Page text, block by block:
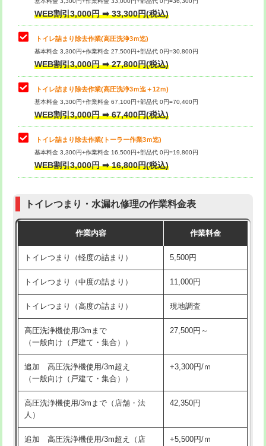
WEB割引3,000円 ➡ 33,300円(税込)
トイレ詰まり除去作業(高圧洗浄3ｍ迄)
基本料金 3,300円+作業料金 27,500円+部品代 0円=30,800円
WEB割引3,000円 ➡ 27,800円(税込)
トイレ詰まり除去作業(高圧洗浄3ｍ迄＋12ｍ)
基本料金 3,300円+作業料金 67,100円+部品代 0円=70,400円
WEB割引3,000円 ➡ 67,400円(税込)
トイレ詰まり除去作業(トーラー作業3ｍ迄)
基本料金 3,300円+作業料金 16,500円+部品代 0円=19,800円
WEB割引3,000円 ➡ 16,800円(税込)
トイレつまり・水漏れ修理の作業料金表
作業内容 作業料金
トイレつまり（軽度の詰まり） 5,500円
トイレつまり（中度の詰まり） 11,000円
トイレつまり（高度の詰まり） 現地調査
高圧洗浄機使用/3mまで
（一般向け（戸建て・集合））
27,500円～
追加 高圧洗浄機使用/3m超え
（一般向け（戸建て・集合））
+3,300円/ｍ
高圧洗浄機使用/3mまで（店舗・法
人）
42,350円
追加 高圧洗浄機使用/3m超え（店
+5,500円/ｍ